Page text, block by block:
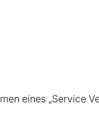
eines „Service